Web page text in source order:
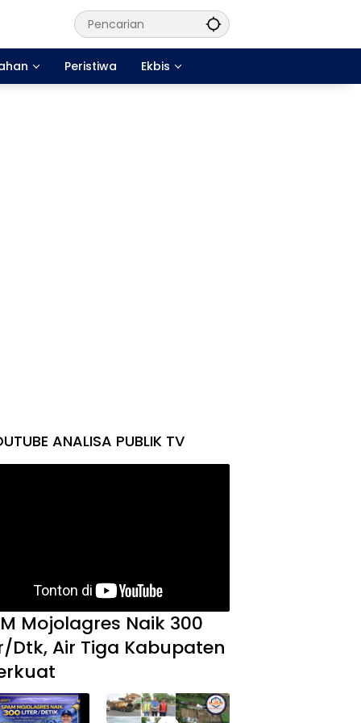
Peristiwa Ekbis
ANALISA PUBLIK TV
Mojolagres Naik 300
Dtk, Air Tiga Kabupaten